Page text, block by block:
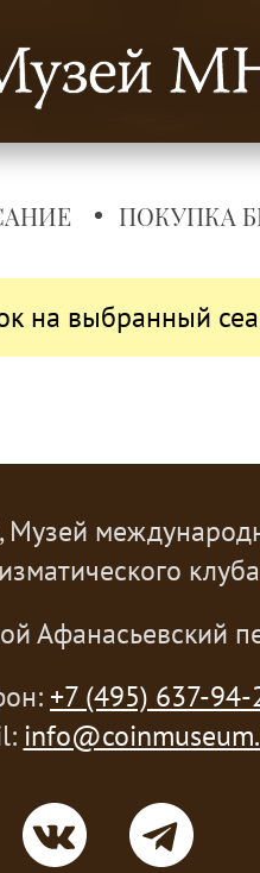
ПОКУПКА
на выбранный
Афанасьевский
+7 (495) 637-94-